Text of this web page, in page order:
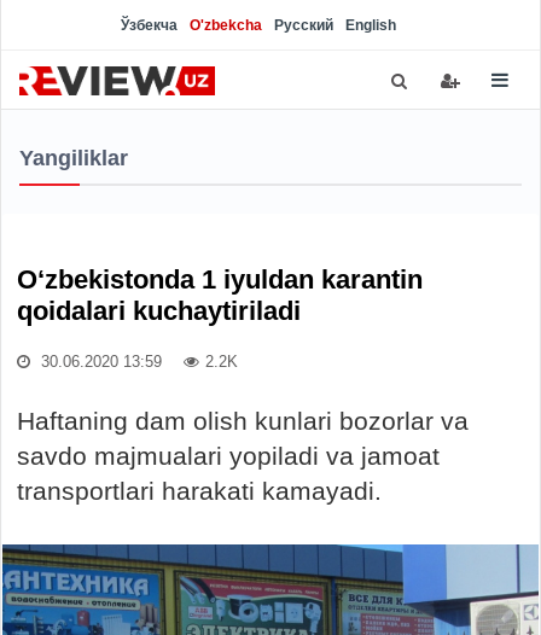
Ўзбекча O'zbekcha Русский English
Yangiliklar
O‘zbekistonda 1 iyuldan karantin
qoidalari kuchaytiriladi
30.06.2020 13:59 2.2K
Haftaning dam olish kunlari bozorlar va
savdo majmualari yopiladi va jamoat
transportlari harakati kamayadi.